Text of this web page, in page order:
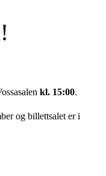
kl. 15:00.
og billettsalet er i